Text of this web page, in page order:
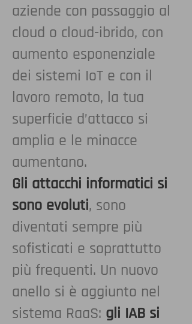
aziende con passaggio al
cloud o cloud-ibrido, con
aumento esponenziale
dei sistemi IoT e con il
lavoro remoto, la tua
superficie d’attacco si
amplia e le minacce
aumentano.
Gli attacchi informatici si
sono evoluti, sono
diventati sempre più
sofisticati e soprattutto
più frequenti. Un nuovo
anello si è aggiunto nel
sistema RaaS: gli IAB si